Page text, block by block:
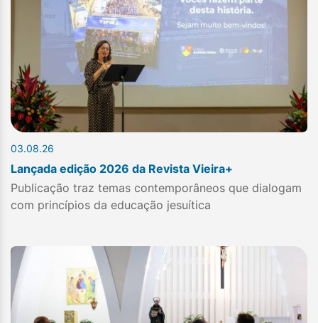
03.08.26
Lançada edição 2026 da Revista Vieira+
Publicação traz temas contemporâneos que dialogam
com princípios da educação jesuítica